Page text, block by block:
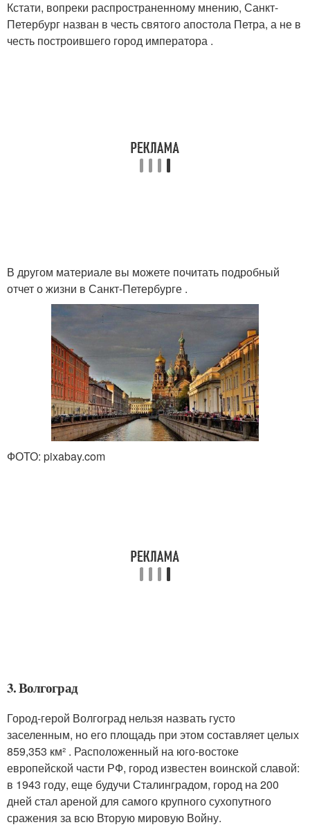
Кстати, вопреки распространенному мнению, Санкт-
Петербург назван в честь святого апостола Петра, а не в
честь построившего город императора .
В другом материале вы можете почитать подробный
отчет о жизни в Санкт-Петербурге .
ФОТО: pixabay.com
3. Волгоград
Город-герой Волгоград нельзя назвать густо
заселенным, но его площадь при этом составляет целых
859,353 км² . Расположенный на юго-востоке
европейской части РФ, город известен воинской славой:
в 1943 году, еще будучи Сталинградом, город на 200
дней стал ареной для самого крупного сухопутного
сражения за всю Вторую мировую Войну.